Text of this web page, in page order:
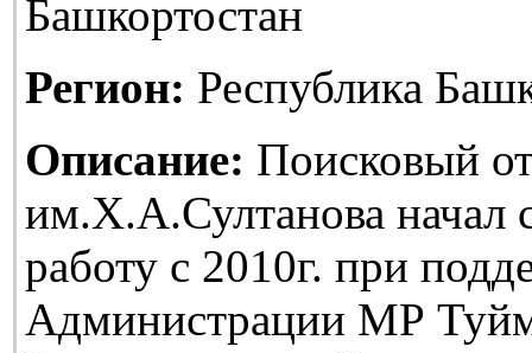
Башкортостан
Регион: Республика
Описание: Поисковый
им.Х.А.Султанова начал
работу с 2010г. при
Администрации МР